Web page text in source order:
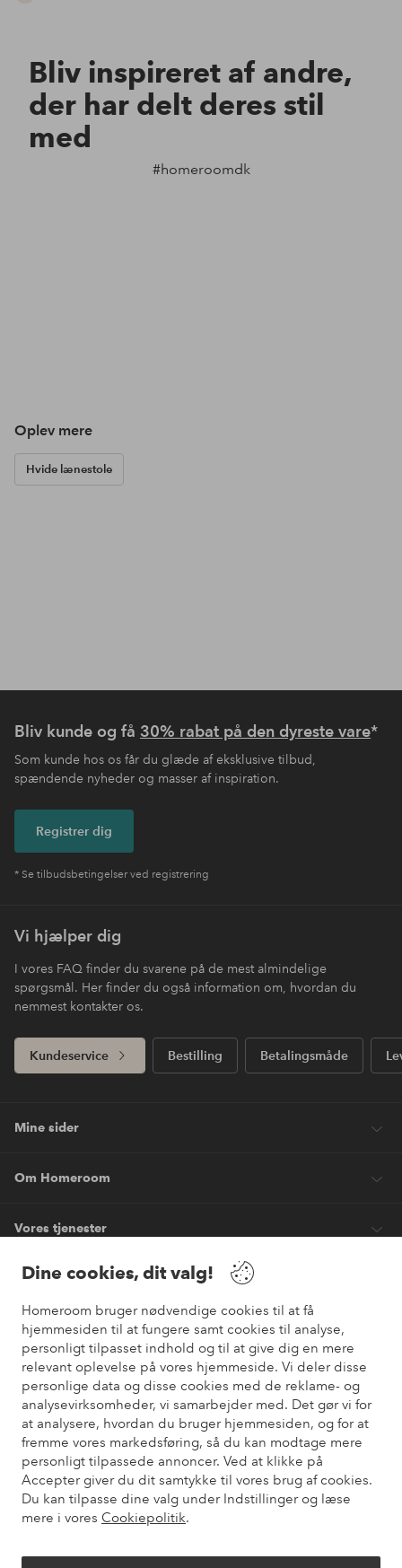
Dine cookies, dit valg!
Homeroom bruger nødvendige cookies til at få
hjemmesiden til at fungere samt cookies til analyse,
personligt tilpasset indhold og til at give dig en mere
relevant oplevelse på vores hjemmeside. Vi deler disse
personlige data og disse cookies med de reklame- og
analysevirksomheder, vi samarbejder med. Det gør vi for
at analysere, hvordan du bruger hjemmesiden, og for at
fremme vores markedsføring, så du kan modtage mere
personligt tilpassede annoncer. Ved at klikke på
Accepter giver du dit samtykke til vores brug af cookies.
Du kan tilpasse dine valg under Indstillinger og læse
mere i vores Cookiepolitik.
Bliv inspireret af andre,
der har delt deres stil
med
#homeroomdk
Oplev mere
Hvide lænestole
Bliv kunde og få 30% rabat på den dyreste vare*
Som kunde hos os får du glæde af eksklusive tilbud,
spændende nyheder og masser af inspiration.
Registrer dig
* Se tilbudsbetingelser ved registrering
Vi hjælper dig
I vores FAQ finder du svarene på de mest almindelige
spørgsmål. Her finder du også information om, hvordan du
nemmest kontakter os.
Kundeservice Bestilling Betalingsmåde
Mine sider
Om Homeroom
Vores tjenester
Vilkår
Venner
Sikre betalinger
Vil du vide mere om vores betalingsmuligheder ?
elpy